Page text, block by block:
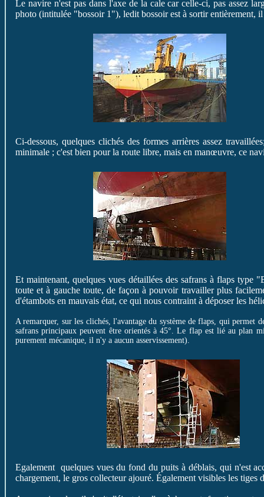
Le navire n'est pas dans l'axe de la cale car celle-ci, pas assez
photo (intitulée "bossoir 1"), ledit bossoir est à sortir entièrement,
Ci-dessous, quelques clichés des formes arrières assez
minimale ; c'est bien pour la route libre, mais en manœuvre, ce
Et maintenant, quelques vues détaillées des safrans à flaps
toute et à gauche toute, de façon à pouvoir travailler plus
d'étambots en mauvais état, ce qui nous contraint à déposer les
A remarquer, sur les clichés, l'avantage du système de flaps, qui
safrans principaux peuvent être orientés à 45°. Le flap est lié au plan
purement mécanique, il n'y a aucun asservissement).
Egalement quelques vues du fond du puits à déblais, qui n'est
chargement, le gros collecteur ajouré. Également visibles les tiges